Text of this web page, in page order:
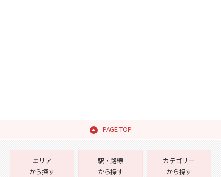
PAGE TOP
エリア
から探す
駅・路線
から探す
カテゴリー
から探す